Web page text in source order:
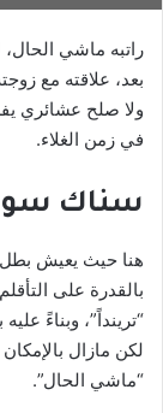
راتبه ماشي
بعد، علاقته مع
ولا صلح عشائري
في زمن الغلاء.
سناك
هنا حيث يعيش بطل
بالقدرة على
“ترينداً”، وبناءً
لكن مازال
“ماشي الحال”.